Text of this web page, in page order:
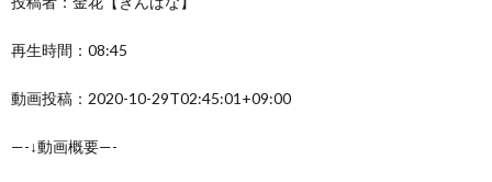
再生時間：08:45
動画投稿：2020-10-29T02:45:01+09:00
—-↓動画概要—-